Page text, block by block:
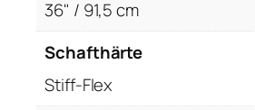
36" / 91,5 cm
Schafthärte
Stiff-Flex